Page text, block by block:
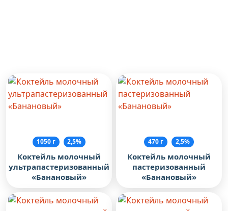
1050 г 2,5%
Коктейль молочный
ультрапастеризованный
«Банановый»
470 г 2,5%
Коктейль молочный
пастеризованный
«Банановый»